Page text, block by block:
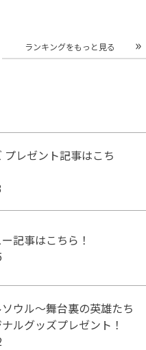
ランキングをもっと見る
プレゼント記事はこち
記事はこちら！
ソウル～舞台裏の英雄たち
ルグッズプレゼント！